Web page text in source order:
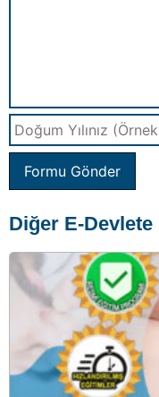
Formu Gönder
Diğer E-